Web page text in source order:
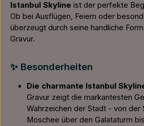
Istanbul Skyline ist der perfekte
Ob bei Ausflügen, Feiern oder
überzeugt durch seine handliche
Gravur.
✨ Besonderheiten
Die charmante Istanbul
Gravur zeigt die markantesten
Wahrzeichen der Stadt - von der
Moschee über den Galataturm